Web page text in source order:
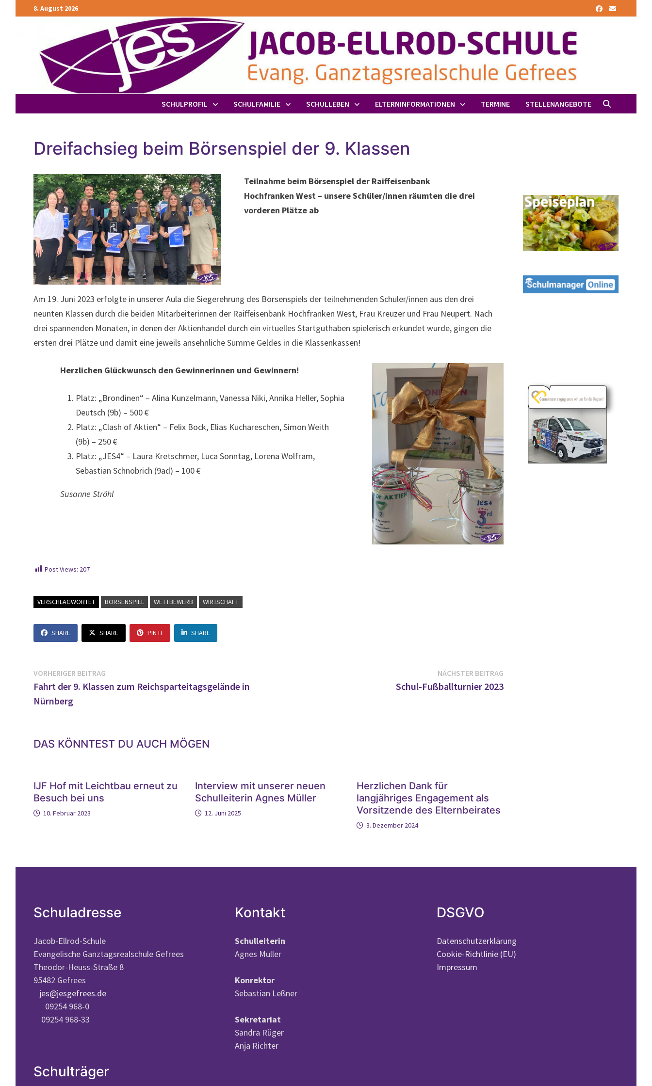
Zurück
zum
8. August 2026
SCHULPROFIL SCHULFAMILIE SCHULLEBEN ELTERNINFORMATIONEN TERMINE STELLENANGEBOTE
Dreifachsieg beim Börsenspiel der 9. Klassen
Teilnahme beim Börsenspiel der Raiffeisenbank
Hochfranken West – unsere Schüler/innen räumten die drei
vorderen Plätze ab
Am 19. Juni 2023 erfolgte in unserer Aula die Siegerehrung des Börsenspiels der teilnehmenden Schüler/innen aus den drei
neunten Klassen durch die beiden Mitarbeiterinnen der Raiffeisenbank Hochfranken West, Frau Kreuzer und Frau Neupert. Nach
drei spannenden Monaten, in denen der Aktienhandel durch ein virtuelles Startguthaben spielerisch erkundet wurde, gingen die
ersten drei Plätze und damit eine jeweils ansehnliche Summe Geldes in die Klassenkassen!
Herzlichen Glückwunsch den Gewinnerinnen und Gewinnern!
Platz: „Brondinen“ – Alina Kunzelmann, Vanessa Niki, Annika Heller, Sophia
Deutsch (9b) – 500 €
Platz: „Clash of Aktien“ – Felix Bock, Elias Kuchareschen, Simon Weith
(9b) – 250 €
Platz: „JES4“ – Laura Kretschmer, Luca Sonntag, Lorena Wolfram,
Sebastian Schnobrich (9ad) – 100 €
Susanne Ströhl
Post Views: 207
VERSCHLAGWORTET BÖRSENSPIEL WETTBEWERB WIRTSCHAFT
SHARE SHARE PIN IT SHARE
Beitragsnavigation
VORHERIGER BEITRAGVorheriger
Beitrag:
Fahrt der 9. Klassen zum Reichsparteitagsgelände in
Nürnberg
NÄCHSTER BEITRAG
Beitrag:
Schul-Fußballturnier 2023
DAS KÖNNTEST DU AUCH MÖGEN
IJF Hof mit Leichtbau erneut zu
Besuch bei uns
10. Februar 2023
Interview mit unserer neuen
Schulleiterin Agnes Müller
12. Juni 2025
Herzlichen Dank für
langjähriges Engagement als
Vorsitzende des Elternbeirates
3. Dezember 2024
Schuladresse
Jacob-Ellrod-Schule
Evangelische Ganztagsrealschule Gefrees
Theodor-Heuss-Straße 8
95482 Gefrees
jes@jesgefrees.de
09254 968-0
09254 968-33
Schulträger
Kontakt
Schulleiterin
Agnes Müller
Konrektor
Sebastian Leßner
Sekretariat
Sandra Rüger
Anja Richter
DSGVO
Datenschutzerklärung
Cookie-Richtlinie (EU)
Impressum